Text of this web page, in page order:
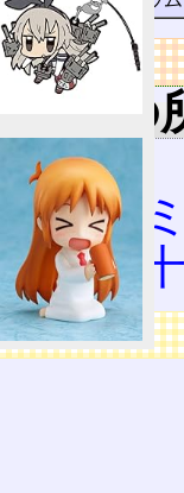
リンク
用語の
星座
トレ
黄道
広告